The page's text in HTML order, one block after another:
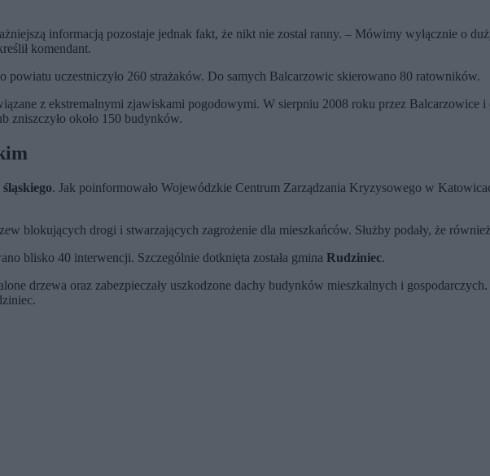
informacją pozostaje jednak fakt, że nikt nie został ranny. – Mówimy wyłącznie o
komendant.
powiatu uczestniczyło 260 strażaków. Do samych Balcarzowic skierowano 80 ratowników.
z ekstremalnymi zjawiskami pogodowymi. W sierpniu 2008 roku przez Balcarzowice i
zniszczyło około 150 budynków.
. Jak poinformowało Wojewódzkie Centrum Zarządzania Kryzysowego w
blokujących drogi i stwarzających zagrożenie dla mieszkańców. Służby podały, że
blisko 40 interwencji. Szczególnie dotknięta została gmina Rudziniec.
drzewa oraz zabezpieczały uszkodzone dachy budynków mieszkalnych i